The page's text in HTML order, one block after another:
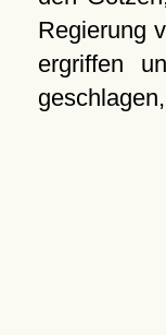
Regierung
ergriffen